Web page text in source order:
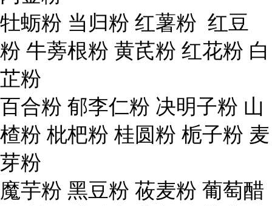
牡蛎粉 当归粉 红薯粉 红豆
粉 牛蒡根粉 黄芪粉 红花粉 白
芷粉
百合粉 郁李仁粉 决明子粉 山
楂粉 枇杷粉 桂圆粉 栀子粉 麦
芽粉
魔芋粉 黑豆粉 莜麦粉 葡萄醋